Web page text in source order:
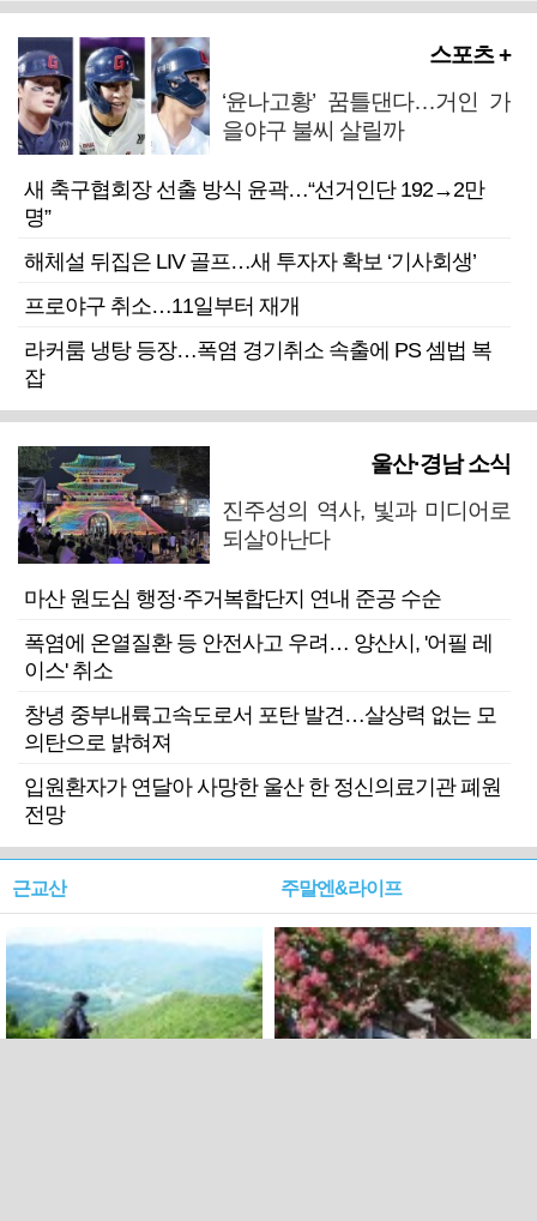
스포츠 +
‘윤나고황’ 꿈틀댄다…거인 가
을야구 불씨 살릴까
새 축구협회장 선출 방식 윤곽…“선거인단 192→2만
명”
해체설 뒤집은 LIV 골프…새 투자자 확보 ‘기사회생’
프로야구 취소…11일부터 재개
라커룸 냉탕 등장…폭염 경기취소 속출에 PS 셈법 복
잡
울산·경남 소식
진주성의 역사, 빛과 미디어로
되살아난다
마산 원도심 행정·주거복합단지 연내 준공 수순
폭염에 온열질환 등 안전사고 우려… 양산시, '어필 레
이스' 취소
창녕 중부내륙고속도로서 포탄 발견…살상력 없는 모
의탄으로 밝혀져
입원환자가 연달아 사망한 울산 한 정신의료기관 폐원
전망
근교산 주말엔&라이프